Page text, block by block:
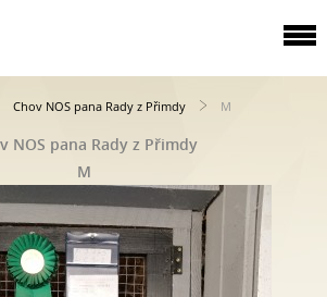
Chov NOS pana Rady z Přimdy M
NOS pana Rady z Přimdy
M